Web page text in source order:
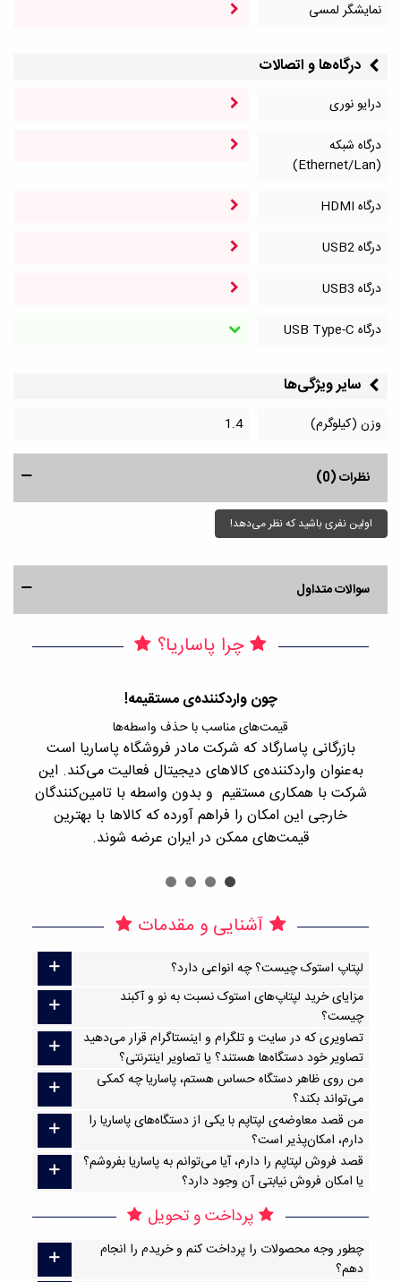
نمایشگر لمسی
درگاه‌ها و اتصالات
درایو نوری
درگاه شبکه
(Ethernet/Lan)
درگاه HDMI
درگاه‌ USB2
درگاه‌ USB3
درگاه‌ USB Type-C
سایر ویژگی‌ها
وزن (کیلوگرم) 1.4
نظرات (0)
اولین نفری باشید که نظر می‌دهد!
سوالات متداول
چرا پاساریا؟
چون واردکننده‌ی مستقیمه!
قیمت‌های مناسب با حذف واسطه‌ها
بازرگانی پاسارگاد که شرکت مادر فروشگاه پاساریا است
به‌عنوان واردکننده‌ی کالاهای دیجیتال فعالیت می‌کند. این
شرکت با همکاری مستقیم و بدون واسطه با تامین‌کنندگان
خارجی این امکان را فراهم آورده که کالاها با بهترین
قیمت‌های ممکن در ایران عرضه شوند.
آشنایی و مقدمات
لپتاپ استوک چیست؟ چه انواعی دارد؟
مزایای خرید لپتاپ‌های استوک نسبت به نو و آکبند
چیست؟
تصاویری که در سایت و تلگرام و اینستاگرام قرار می‌دهید
تصاویر خود دستگاه‌ها هستند؟ یا تصاویر اینترنتی؟
من روی ظاهر دستگاه حساس هستم، پاساریا چه کمکی
می‌تواند بکند؟
من قصد معاوضه‌ی لپتاپم با یکی از دستگاه‌های پاساریا را
دارم، امکان‌پذیر است؟
قصد فروش لپتاپم را دارم، آیا می‌توانم به پاساریا بفروشم؟
یا امکان فروش نیابتی آن وجود دارد؟
پرداخت و تحویل
چطور وجه محصولات را پرداخت کنم و خریدم را انجام
دهم؟